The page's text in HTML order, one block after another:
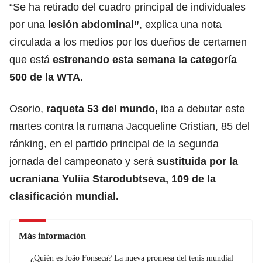
“Se ha retirado del cuadro principal de individuales
por una lesión abdominal”, explica una nota
circulada a los medios por los dueños de certamen
que está estrenando esta semana la categoría
500 de la WTA.
Osorio, raqueta 53 del mundo, iba a debutar este
martes contra la rumana Jacqueline Cristian, 85 del
ránking, en el partido principal de la segunda
jornada del campeonato y será sustituida por la
ucraniana Yuliia Starodubtseva, 109 de la
clasificación mundial.
Más información
¿Quién es João Fonseca? La nueva promesa del tenis mundial